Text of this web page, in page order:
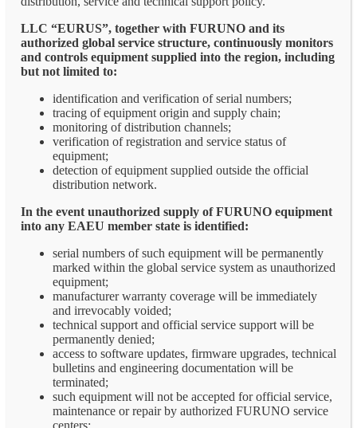
LLC “EURUS”, together with FURUNO and its
authorized global service structure, continuously monitors
and controls equipment supplied into the region, including
but not limited to:
identification and verification of serial numbers;
tracing of equipment origin and supply chain;
monitoring of distribution channels;
verification of registration and service status of
equipment;
detection of equipment supplied outside the official
distribution network.
In the event unauthorized supply of FURUNO equipment
into any EAEU member state is identified:
serial numbers of such equipment will be permanently
marked within the global service system as unauthorized
equipment;
manufacturer warranty coverage will be immediately
and irrevocably voided;
technical support and official service support will be
permanently denied;
access to software updates, firmware upgrades, technical
bulletins and engineering documentation will be
terminated;
such equipment will not be accepted for official service,
maintenance or repair by authorized FURUNO service